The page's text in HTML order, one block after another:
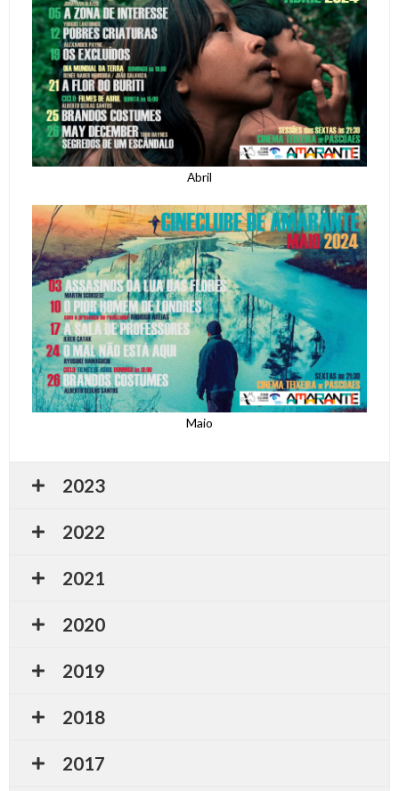
Abril
Maio
2023
2022
2021
2020
2019
2018
2017